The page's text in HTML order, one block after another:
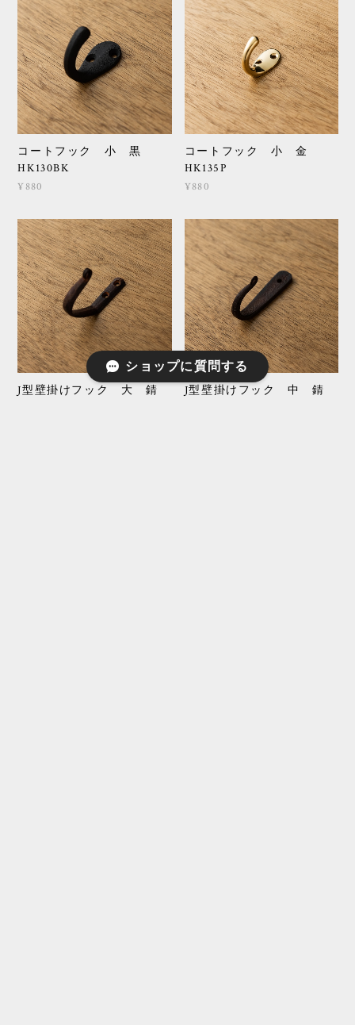
コートフック 小 黒
HK130BK
¥880
コートフック 小 金
HK135P
¥880
J型壁掛けフック 大 錆
J型壁掛けフック 中 錆
ショップに質問する